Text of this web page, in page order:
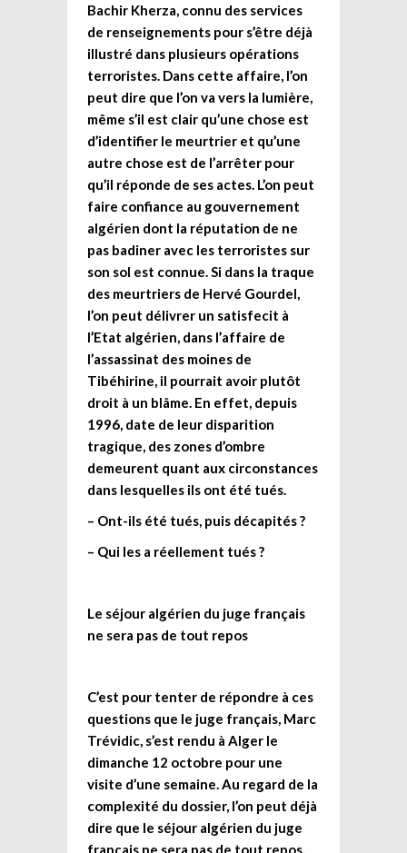
Bachir Kherza, connu des services
de renseignements pour s’être déjà
illustré dans plusieurs opérations
terroristes. Dans cette affaire, l’on
peut dire que l’on va vers la lumière,
même s’il est clair qu’une chose est
d’identifier le meurtrier et qu’une
autre chose est de l’arrêter pour
qu’il réponde de ses actes. L’on peut
faire confiance au gouvernement
algérien dont la réputation de ne
pas badiner avec les terroristes sur
son sol est connue. Si dans la traque
des meurtriers de Hervé Gourdel,
l’on peut délivrer un satisfecit à
l’Etat algérien, dans l’affaire de
l’assassinat des moines de
Tibéhirine, il pourrait avoir plutôt
droit à un blâme. En effet, depuis
1996, date de leur disparition
tragique, des zones d’ombre
demeurent quant aux circonstances
dans lesquelles ils ont été tués.
– Ont-ils été tués, puis décapités ?
– Qui les a réellement tués ?
Le séjour algérien du juge français
ne sera pas de tout repos
C’est pour tenter de répondre à ces
questions que le juge français, Marc
Trévidic, s’est rendu à Alger le
dimanche 12 octobre pour une
visite d’une semaine. Au regard de la
complexité du dossier, l’on peut déjà
dire que le séjour algérien du juge
français ne sera pas de tout repos,